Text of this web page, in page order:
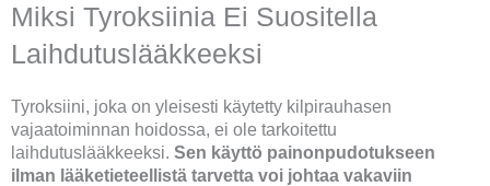
Miksi Tyroksiinia Ei Suositella
Laihdutuslääkkeeksi
Tyroksiini, joka on yleisesti käytetty kilpirauhasen
vajaatoiminnan hoidossa, ei ole tarkoitettu
laihdutuslääkkeeksi. Sen käyttö painonpudotukseen
ilman lääketieteellistä tarvetta voi johtaa vakaviin